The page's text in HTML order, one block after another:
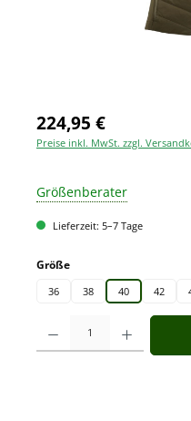
224,95 €
Preise inkl. MwSt. zzgl.
Größenberater
Lieferzeit: 5–7 Tage
Größeauswählen
36 38 40 42
Produkt Anzahl: Gib den